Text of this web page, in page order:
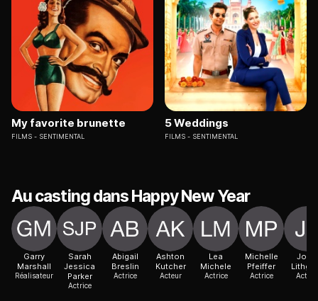
My favorite brunette
FILMS SENTIMENTAL
5 Weddings
FILMS SENTIMENTAL
Au casting dans Happy New Year
Garry
Marshall
Réalisateur
Sarah
Jessica
Parker
Actrice
Abigail
Breslin
Actrice
Ashton
Kutcher
Acteur
Lea
Michele
Actrice
Michelle
Pfeiffer
Actrice
John
Acteur